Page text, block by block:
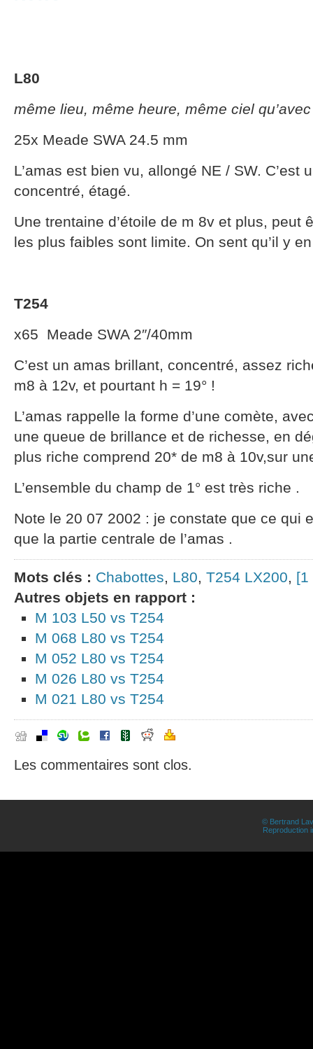
L80
même lieu, même heure, même ciel
25x Meade SWA 24.5 mm
L’amas est bien vu, allongé NE / SW. C’est
concentré, étagé.
Une trentaine d’étoile de m 8v et plus, peut
les plus faibles sont limite. On sent qu’il y
T254
x65 Meade SWA 2″/40mm
C’est un amas brillant, concentré, assez
m8 à 12v, et pourtant h = 19° !
L’amas rappelle la forme d’une comète,
une queue de brillance et de richesse, en
plus riche comprend 20* de m8 à 10v,sur
L’ensemble du champ de 1° est très riche .
Note le 20 07 2002 : je constate que ce qui
que la partie centrale de l’amas .
Mots clés : Chabottes, L80, T254 LX200, [1
Autres objets en rapport :
M 103 L50 vs T254
M 068 L80 vs T254
M 052 L80 vs T254
M 026 L80 vs T254
M 021 L80 vs T254
Les commentaires sont clos.
© Bertrand
Reproduction